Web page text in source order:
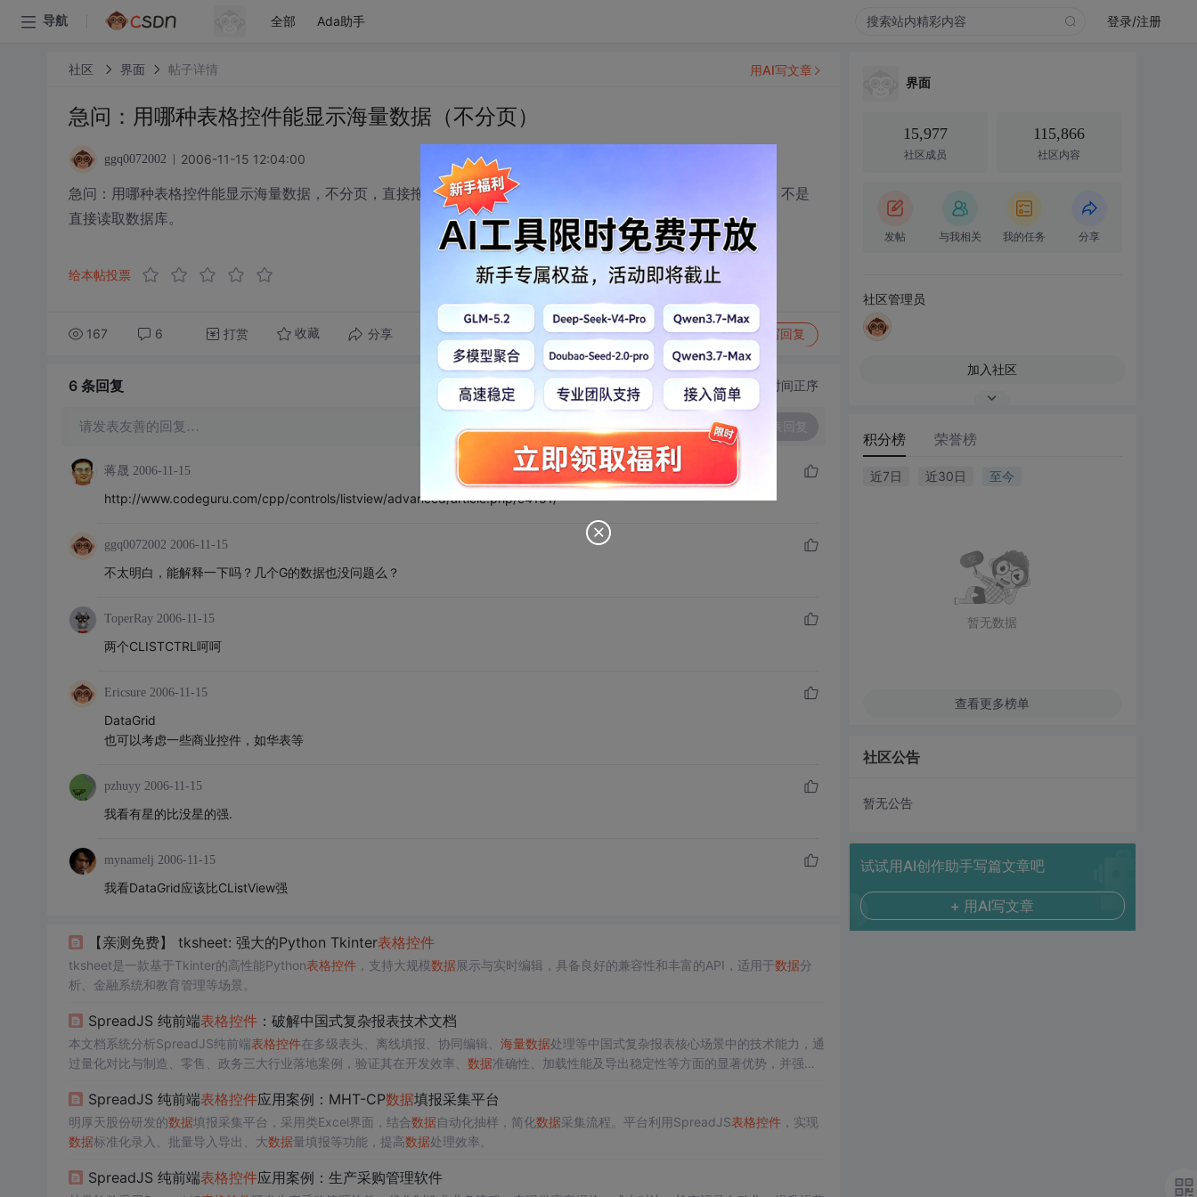
导航 全部 Ada助手 登录/注册
社区 界面 帖子详情
急问：用哪种表格控件能显示海量数据（不分页）
ggq0072002 2006-11-15 12:04:00
急问：用哪种表格控件能显示海量数据，不分页，直接拖动滚动条，可以定位显示出数据。数据是以流形式提供，不是
直接读取数据库。
给本帖投票
167 6 打赏 收藏 分享 转发到动态 举报 写回复
用AI写文章
6 条回复 切换为时间正序
请发表友善的回复…
蒋晟 2006-11-15
http://www.codeguru.com/cpp/controls/listview/advanced/article.php/c4151/
ggq0072002 2006-11-15
不太明白，能解释一下吗？几个G的数据也没问题么？
ToperRay 2006-11-15
两个CLISTCTRL呵呵
Ericsure 2006-11-15
DataGrid
也可以考虑一些商业控件，如华表等
pzhuyy 2006-11-15
我看有星的比没星的强.
mynamelj 2006-11-15
我看DataGrid应该比CListView强
【亲测免费】 tksheet: 强大的Python Tkinter表格控件
tksheet是一款基于Tkinter的高性能Python表格控件，支持大规模数据展示与实时编辑，具备良好的兼容性和丰富的API，适用于数据分
析、金融系统和教育管理等场景。
SpreadJS 纯前端表格控件：破解中国式复杂报表技术文档
本文档系统分析SpreadJS纯前端表格控件在多级表头、离线填报、协同编辑、 海量数据处理等中国式复杂报表核心场景中的技术能力，通
过量化对比与制造、零售、政务三大行业落地案例，验证其在开发效率、 数据准确性、加载性能及导出稳定性等方面的显著优势，并强调
SpreadJS 纯前端表格控件应用案例：MHT-CP数据填报采集平台
明厚天股份研发的数据填报采集平台，采用类Excel界面，结合数据自动化抽样，简化数据采集流程。平台利用SpreadJS表格控件，实现
数据标准化录入、批量导入导出、大数据量填报等功能，提高数据处理效率。
SpreadJS 纯前端表格控件应用案例：生产采购管理软件
界面
15,977
社区成员
115,866
社区内容
发帖 与我相关 我的任务 分享
社区管理员
加入社区
积分榜 荣誉榜
近7日 近30日 至今
暂无数据
查看更多榜单
社区公告
暂无公告
试试用AI创作助手写篇文章吧
+ 用AI写文章